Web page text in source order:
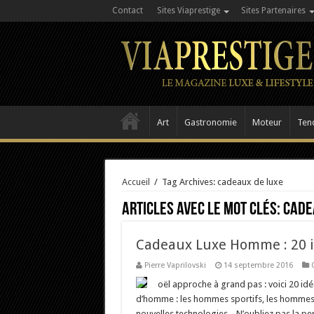
Contact Sites Viaprestige Sites Partenaires
Art Gastronomie Moteur
Accueil / Tag Archives: cadeaux de luxe
Articles avec le mot clés:
Cadeaux Luxe Homme :
Pierre Vaprilovski 14 septembre 2016
oël approche à grand pas : voici 20
d’homme : les hommes sportifs, les